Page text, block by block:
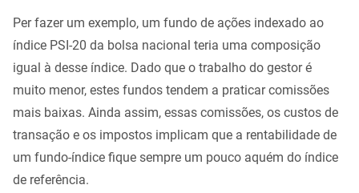
Per fazer um exemplo, um fundo de ações indexado ao
índice PSI-20 da bolsa nacional teria uma composição
igual à desse índice. Dado que o trabalho do gestor é
muito menor, estes fundos tendem a praticar comissões
mais baixas. Ainda assim, essas comissões, os custos de
transação e os impostos implicam que a rentabilidade de
um fundo-índice fique sempre um pouco aquém do índice
de referência.